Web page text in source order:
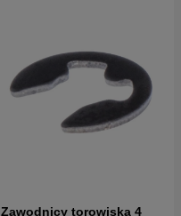
Zawodnicy torowiska 4